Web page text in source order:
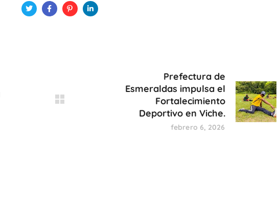
Prefectura de
Esmeraldas impulsa el
Fortalecimiento
Deportivo en Viche.
febrero 6, 2026